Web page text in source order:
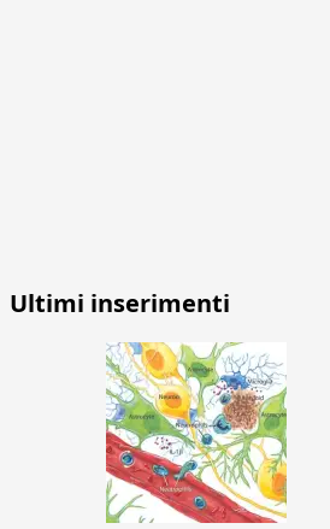
Ultimi inserimenti